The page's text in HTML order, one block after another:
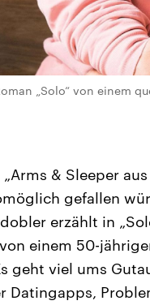
„Solo“ von einem
& Sleeper
gefallen
erzählt in
einem 50-
viel ums
Datingapps,